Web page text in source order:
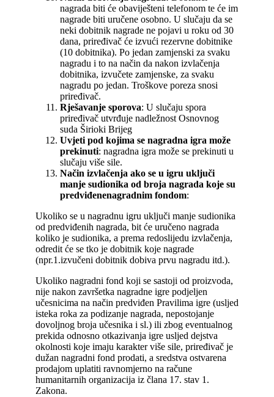
nagrada biti će obaviješteni telefonom te će im
nagrade biti uručene osobno. U slučaju da se
neki dobitnik nagrade ne pojavi u roku od 30
dana, priređivač će izvući rezervne dobitnike
(10 dobitnika). Po jedan zamjenski za svaku
nagradu i to na način da nakon izvlačenja
dobitnika, izvučete zamjenske, za svaku
nagradu po jedan. Troškove poreza snosi
priređivač.
Rješavanje sporova: U slučaju spora
priređivač utvrđuje nadležnost Osnovnog
suda Širioki Brijeg
Uvjeti pod kojima se nagradna igra može
prekinuti: nagradna igra može se prekinuti u
slučaju više sile.
Način izvlačenja ako se u igru uključi
manje sudionika od broja nagrada koje su
predviđenenagradnim fondom:
Ukoliko se u nagradnu igru uključi manje sudionika
od predviđenih nagrada, bit će uručeno nagrada
koliko je sudionika, a prema redoslijedu izvlačenja,
odredit će se tko je dobitnik koje nagrade
(npr.1.izvučeni dobitnik dobiva prvu nagradu itd.).
Ukoliko nagradni fond koji se sastoji od proizvoda,
nije nakon završetka nagradne igre podjeljen
učesnicima na način predviđen Pravilima igre (usljed
isteka roka za podizanje nagrada, nepostojanje
dovoljnog broja učesnika i sl.) ili zbog eventualnog
prekida odnosno otkazivanja igre usljed dejstva
okolnosti koje imaju karakter više sile, priređivač je
dužan nagradni fond prodati, a sredstva ostvarena
prodajom uplatiti ravnomjerno na račune
humanitarnih organizacija iz člana 17. stav 1.
Zakona.